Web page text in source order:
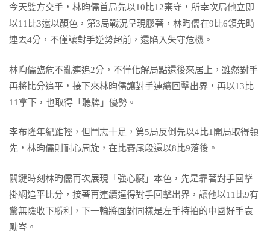
今天雙方交手，林昀儒首局先以10比12棄守，所幸次局他立即
以11比3還以顏色，第3局戰況呈現膠著，林昀儒在9比6領先時
連丟4分，不僅讓對手逆勢超前，還陷入失守危機。
林昀儒臨危不亂連追2分，不僅化解局點還後來居上，雖然對手
再將比分追平，接下來林昀儒讓對手連續回擊出界，再以13比
11拿下，也取得「聽牌」優勢。
李布隆年紀雖輕，但鬥志十足，第5局反倒先以4比1開局取得領
先，林昀儒則耐心周旋，在比賽尾段還以8比9落後。
關鍵時刻林昀儒再次展現「強心臟」本色，先是靠著對手回擊
掛網追平比分，接著再連續逼得對手回擊出界，讓他以11比9有
驚無險收下勝利，下一輪將面對同樣是左手持拍的中國好手袁
勵岑。